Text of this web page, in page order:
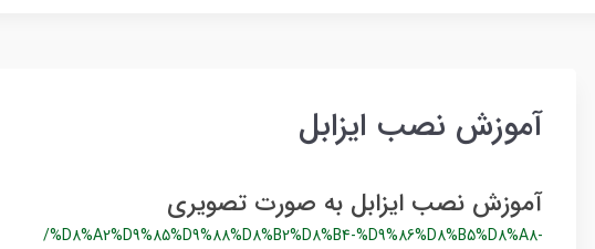
آموزش نصب ایزابل
آموزش نصب ایزابل به صورت تصویری
/%D8%A2%D9%85%D9%88%D8%B2%D8%B4-%D9%86%D8%B5%D8%A8-